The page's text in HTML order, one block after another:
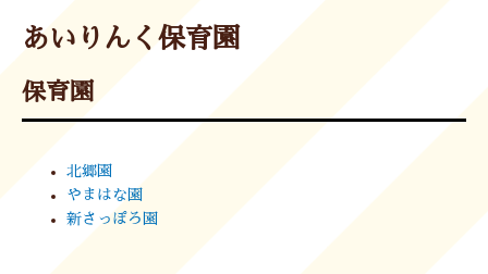
あいりんく保育園
保育園
北郷園
やまはな園
新さっぽろ園